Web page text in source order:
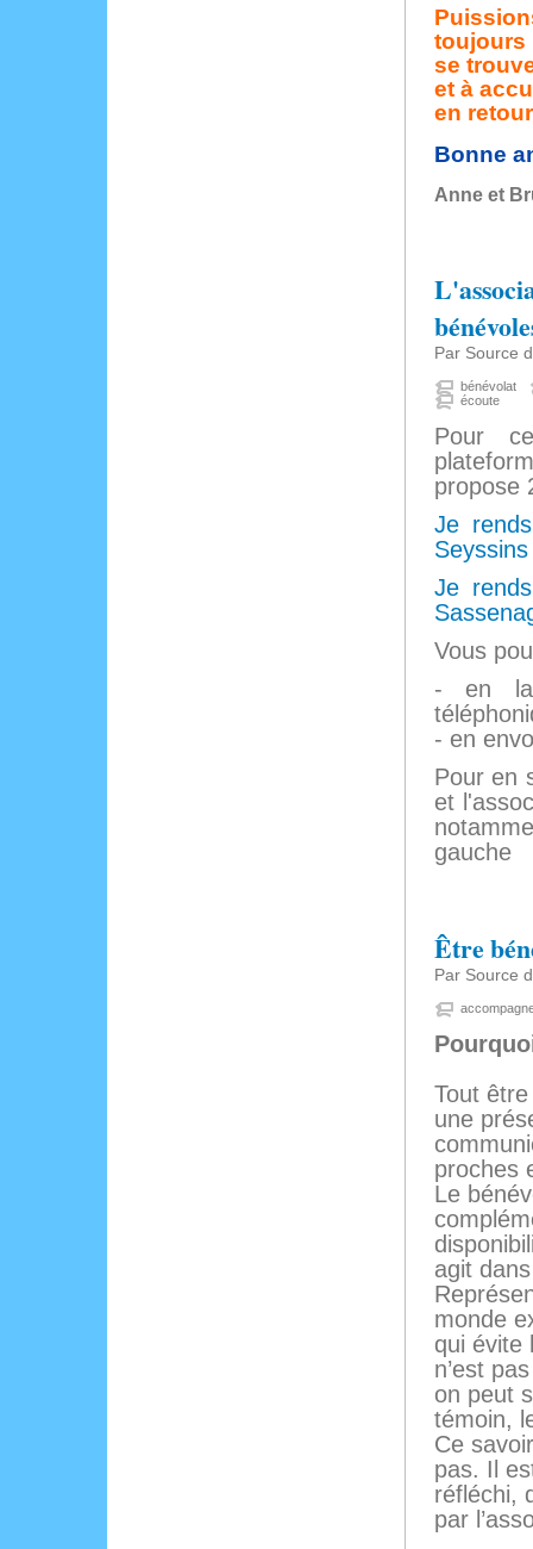
toujours
se
et à
en
Bonne
Anne et
Par Source
bénévolat
écoute
Pour
propose
Je
Seyssins
Je
Vous
- en
- en
Pour en
et
gauche
Être
Par Source
Tout
une
proches
Le
agit
monde
qui évite
n’est
on peut
témoin,
Ce
pas. Il
réfléchi,
par